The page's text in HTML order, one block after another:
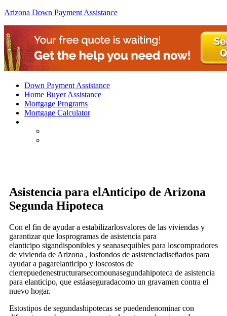
Arizona Down Payment Assistance
Down Payment Assistance
Home Buyer Assistance
Mortgage Programs
Mortgage Calculator
Asistencia para elAnticipo de Arizona
Segunda Hipoteca
Con el fin de ayudar a estabilizarlosvalores de las viviendas y
garantizar que losprogramas de asistencia para
elanticipo sigandisponibles y seanasequibles para loscompradores
de vivienda de Arizona , losfondos de asistenciadiseñados para
ayudar a pagarelanticipo y loscostos de
cierrepuedenestructurarsecomounasegundahipoteca de asistencia
para elanticipo, que estáaseguradacomo un gravamen contra el
nuevo hogar.
Estostipos de segundashipotecas se puedendenominar con